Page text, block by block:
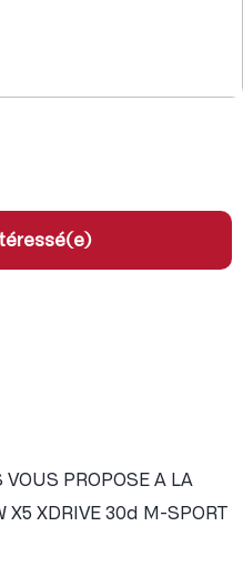
PROPOSE A LA
X5 XDRIVE 30d M-SPORT